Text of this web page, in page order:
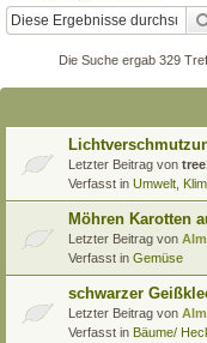
Die Suche ergab 329
Letzter Beitrag von
Verfasst in Umwelt,
Möhren Karotten
Letzter Beitrag von
Verfasst in Gemüse
schwarzer
Letzter Beitrag von
Verfasst in Bäume/